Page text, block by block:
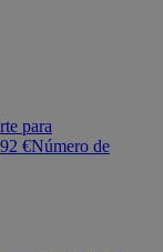
para
€Número de